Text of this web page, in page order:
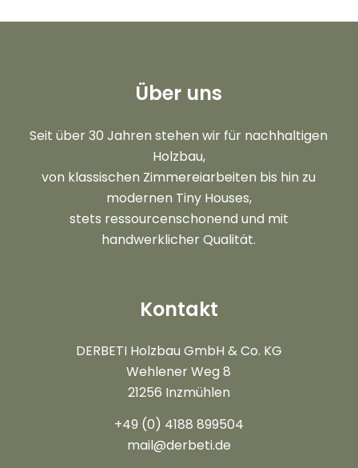
Über uns
Seit über 30 Jahren stehen wir für nachhaltigen
Holzbau,
von klassischen Zimmereiarbeiten bis hin zu
modernen Tiny Houses,
stets ressourcenschonend und mit
handwerklicher Qualität.
Kontakt
DERBETI Holzbau GmbH & Co. KG
Wehlener Weg 8
21256 Inzmühlen
+49 (0) 4188 899504
mail@derbeti.de